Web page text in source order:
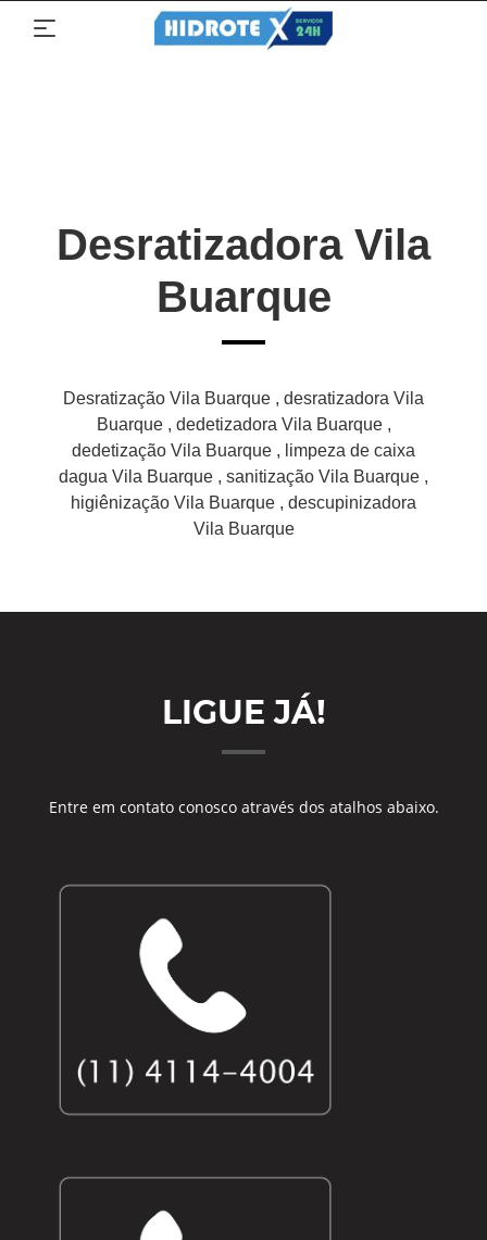
Desratizadora Vila
Buarque
Desratização Vila Buarque , desratizadora Vila
Buarque , dedetizadora Vila Buarque ,
dedetização Vila Buarque , limpeza de caixa
dagua Vila Buarque , sanitização Vila Buarque ,
higiênização Vila Buarque , descupinizadora
Vila Buarque
LIGUE JÁ!
Entre em contato conosco através dos atalhos abaixo.